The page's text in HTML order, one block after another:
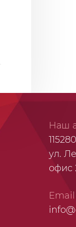
Наш
ул.
офис
Email